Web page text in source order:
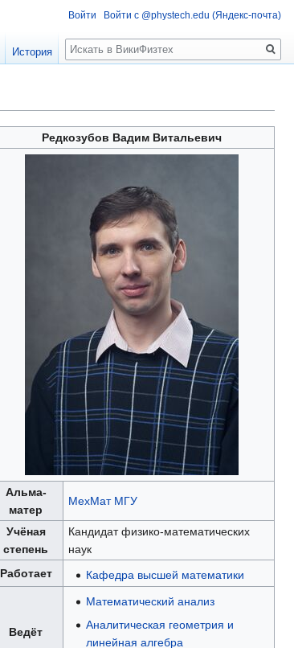
Редкозубов Вадим Витальевич
Альма-
матер
МехМат МГУ
Учёная
степень
Кандидат физико-математических
наук
Работает
Кафедра высшей математики
Ведёт
Математический анализ
Аналитическая геометрия и
линейная алгебра
Войти Войти с @phystech.edu (Яндекс-почта)
История
Поиск